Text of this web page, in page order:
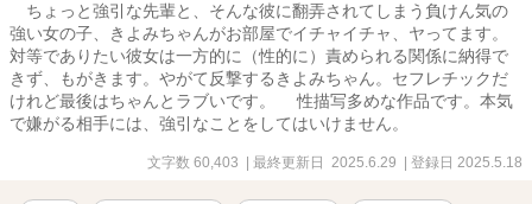
ちょっと強引な先輩と、そんな彼に翻弄されてしまう負けん気の
強い女の子、きよみちゃんがお部屋でイチャイチャ、ヤってます。
対等でありたい彼女は一方的に（性的に）責められる関係に納得で
きず、もがきます。やがて反撃するきよみちゃん。セフレチックだ
けれど最後はちゃんとラブいです。 性描写多めな作品です。本気
で嫌がる相手には、強引なことをしてはいけません。
文字数 60,403 | 最終更新日 2025.6.29 | 登録日 2025.5.18